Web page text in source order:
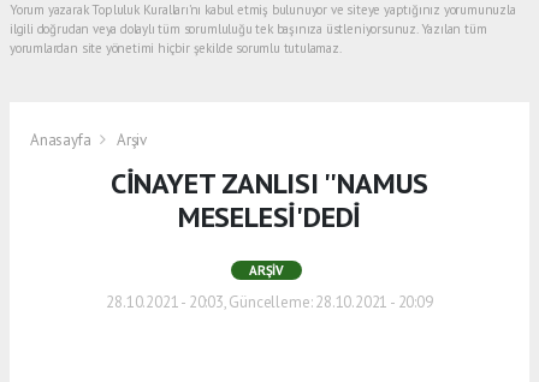
Yorum yazarak Topluluk Kuralları’nı kabul etmiş bulunuyor ve siteye yaptığınız yorumunuzla
ilgili doğrudan veya dolaylı tüm sorumluluğu tek başınıza üstleniyorsunuz. Yazılan tüm
yorumlardan site yönetimi hiçbir şekilde sorumlu tutulamaz.
Anasayfa Arşiv
CİNAYET ZANLISI ''NAMUS
MESELESİ'DEDİ
ARŞIV
28.10.2021 - 20:03, Güncelleme: 28.10.2021 - 20:09